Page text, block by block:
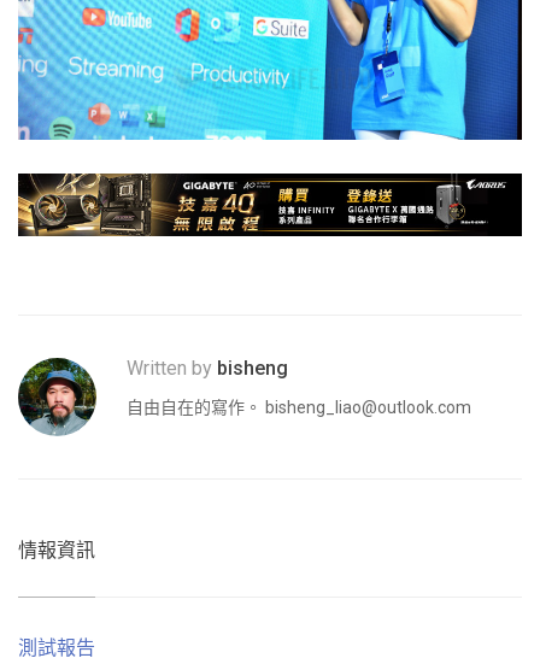
Written by bisheng
自由自在的寫作。 bisheng_liao@outlook.com
情報資訊
測試報告